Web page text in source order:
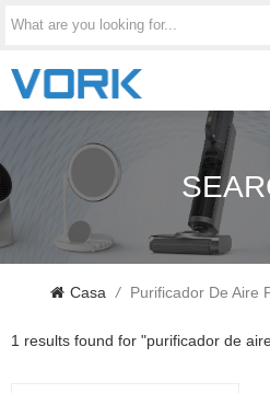
Casa / Purificador De Aire
1 results found for "purificador de